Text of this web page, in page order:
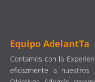
Equipo AdelantTa
Contamos con la
eficazmente a